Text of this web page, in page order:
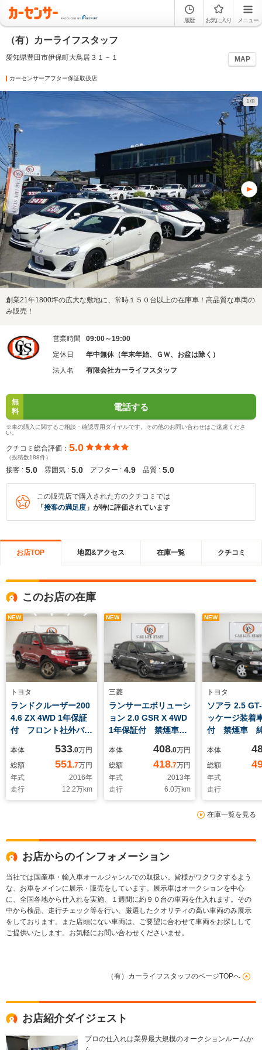
履歴 お気に入り メニュー
（有）カーライフスタッフ
愛知県豊田市伊保町大鳥居３１－１ MAP
カーセンサーアフター保証取扱店
1/8
創業21年1800坪の広大な敷地に、常時１５０台以上の在庫車！高品質な車両の
み販売！
営業時間
09:00～19:00
定休日
年中無休（年末年始、ＧＷ、お盆は除く）
法人名
有限会社カーライフスタッフ
無
料
電話する
※車の購入に関するご相談・確認専用ダイヤルです。その他のお問い合わせはご遠慮くださ
い。
クチコミ総合評価： 5.0
（投稿数188件）
接客 : 5.0 雰囲気 : 5.0 アフター : 4.9 品質 : 5.0
この販売店で購入された方のクチコミでは
「 接客の満足度 」が特に評価されています
お店TOP 地図&アクセス 在庫一覧 クチコミ
このお店の在庫
NEW
トヨタ
ランドクルーザー200
4.6 ZX 4WD 1年保証
付 フロント社外バン
20インチアルミホイ
ール BFグッドリッ
チタイヤ ガナドール
マフラー Rスペック
アクティブサスコント
本体 533.0万円
総額
551.7万円
年式
2016年
走行
12.2万km
NEW
三菱
ランサーエボリューシ
ョン 2.0 GSR X 4WD
1年保証付 禁煙車
ホール済 コルトスピ
ードカスタムパーツ:
マフラー・車高調・イ
ンテークー・ECUチ
ューン・GTシフタ
チアルミホイール
本体 408.0万円
総額
418.7万円
年式
2013年
走行
6.0万km
NEW
トヨタ
ソアラ 2.5
ッケージ装着
付 禁煙車
ー クルーズ
ール 純正16
アルミホイー
ナビ CD
ウッドパネル
ーマット リ
LEDヘッドラ
本体
総額
年式
走行
在庫一覧を見る
お店からのインフォメーション
当社では国産車・輸入車オールジャンルでの取扱い。皆様がワクワクするよう
な、お車をメインに展示・販売をしています。展示車はオークションを中心
に、全国各地から仕入れを実施、１週間に約９０台の車両を仕入れます。その
中から検品、走行チェック等を行い、厳選したクオリティの高い車両のみ展示
をしております。また店頭にない車両は、ご要望に合わせて車両をお探しして
ご提供いたします。お気軽にお問い合わせくださいませ。
（有）カーライフスタッフのページTOPへ
お店紹介ダイジェスト
プロの仕入れは業界最大規模のオークションルームか